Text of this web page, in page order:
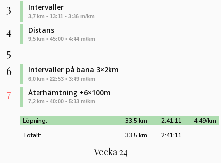
3
Intervaller
3,7 km • 13:11 • 3:36 m/km
4 Distans
9,5 km • 45:00 • 4:44 m/km
5
6
Intervaller på bana 3×2km
6,0 km • 22:53 • 3:49 m/km
7 Återhämtning +6×100m
7,2 km • 40:00 • 5:33 m/km
Löpning: 4:49/km
2:41:11
33,5 km
Totalt:
2:41:11
33,5 km
Vecka 24